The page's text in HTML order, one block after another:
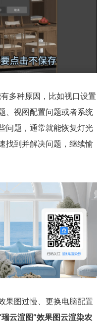
多种原因，比如视口设置
、视图配置问题或者系统
问题，通常就能恢复灯光
找到并解决问题，继续愉
果图过慢、更换电脑配置
瑞云渲图”效果图云渲染农